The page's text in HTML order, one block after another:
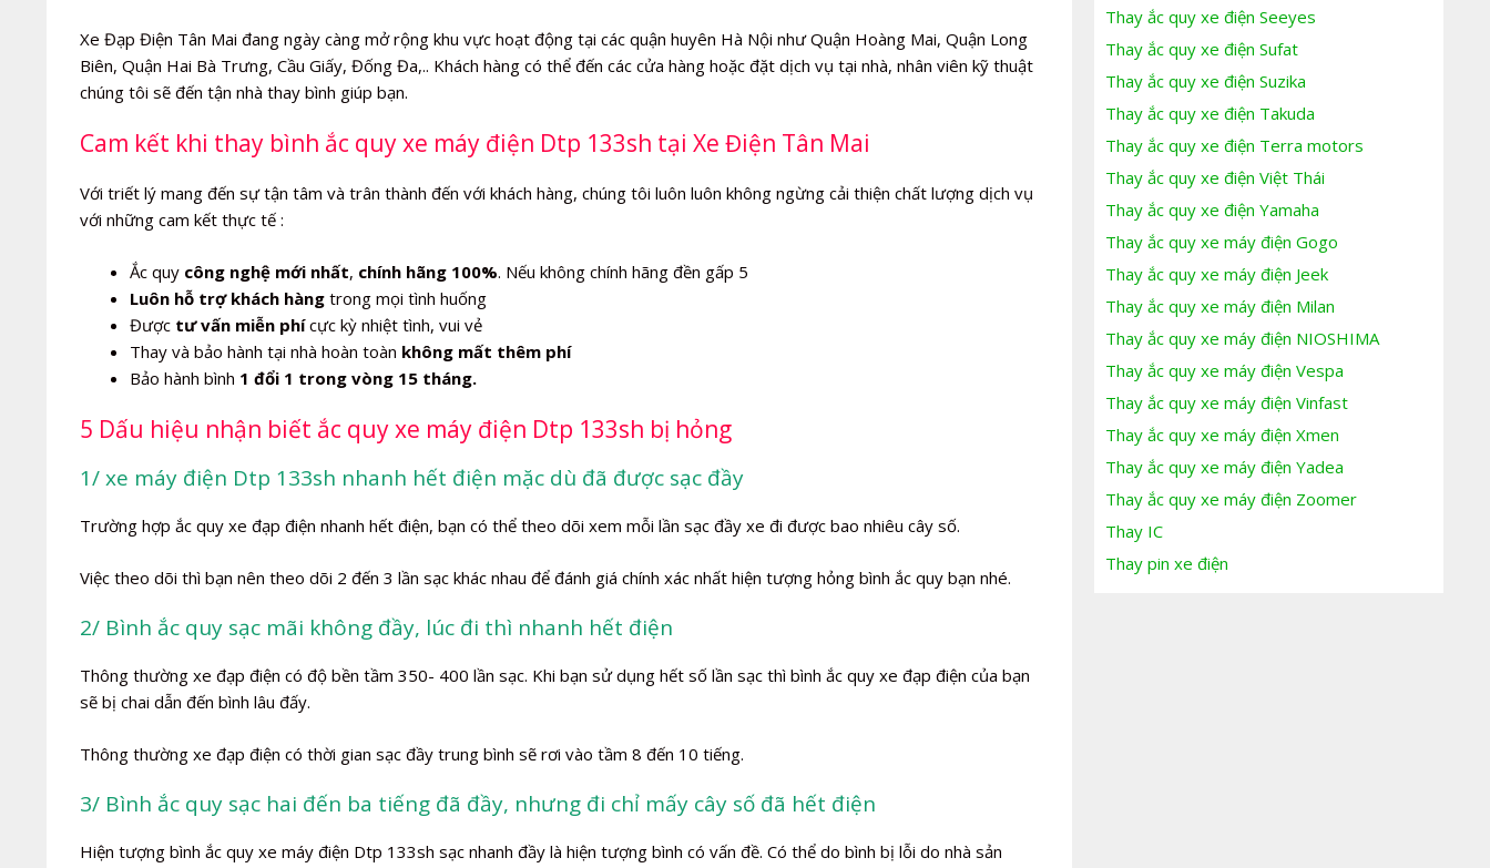
Xe Đạp Điện Tân Mai đang ngày càng mở rộng khu vực hoạt động tại các quận huyên Hà Nội như Quận Hoàng Mai, Quận Long
Biên, Quận Hai Bà Trưng, Cầu Giấy, Đống Đa,.. Khách hàng có thể đến các cửa hàng hoặc đặt dịch vụ tại nhà, nhân viên kỹ thuật
chúng tôi sẽ đến tận nhà thay bình giúp bạn.
Cam kết khi thay bình ắc quy xe máy điện Dtp 133sh tại Xe Điện Tân Mai
Với triết lý mang đến sự tận tâm và trân thành đến với khách hàng, chúng tôi luôn luôn không ngừng cải thiện chất lượng dịch vụ
với những cam kết thực tế :
Ắc quy công nghệ mới nhất, chính hãng 100%. Nếu không chính hãng đền gấp 5
Luôn hỗ trợ khách hàng trong mọi tình huống
Được tư vấn miễn phícực kỳ nhiệt tình, vui vẻ
Thay và bảo hành tại nhà hoàn toàn không mất thêm phí
Bảo hành bình 1 đổi 1 trong vòng 15 tháng.
5 Dấu hiệu nhận biết ắc quy xe máy điện Dtp 133sh bị hỏng
1/ xe máy điện Dtp 133sh nhanh hết điện mặc dù đã được sạc đầy
Trường hợp ắc quy xe đạp điện nhanh hết điện, bạn có thể theo dõi xem mỗi lần sạc đầy xe đi được bao nhiêu cây số.
Việc theo dõi thì bạn nên theo dõi 2 đến 3 lần sạc khác nhau để đánh giá chính xác nhất hiện tượng hỏng bình ắc quy bạn nhé.
2/ Bình ắc quy sạc mãi không đầy, lúc đi thì nhanh hết điện
Thông thường xe đạp điện có độ bền tầm 350- 400 lần sạc. Khi bạn sử dụng hết số lần sạc thì bình ắc quy xe đạp điện của bạn
sẽ bị chai dẫn đến bình lâu đấy.
Thông thường xe đạp điện có thời gian sạc đầy trung bình sẽ rơi vào tầm 8 đến 10 tiếng.
3/ Bình ắc quy sạc hai đến ba tiếng đã đầy, nhưng đi chỉ mấy cây số đã hết điện
Hiện tượng bình ắc quy xe máy điện Dtp 133sh sạc nhanh đầy là hiện tượng bình có vấn đề. Có thể do bình bị lỗi do nhà sản
Thay ắc quy xe điện Seeyes
Thay ắc quy xe điện Sufat
Thay ắc quy xe điện Suzika
Thay ắc quy xe điện Takuda
Thay ắc quy xe điện Terra motors
Thay ắc quy xe điện Việt Thái
Thay ắc quy xe điện Yamaha
Thay ắc quy xe máy điện Gogo
Thay ắc quy xe máy điện Jeek
Thay ắc quy xe máy điện Milan
Thay ắc quy xe máy điện NIOSHIMA
Thay ắc quy xe máy điện Vespa
Thay ắc quy xe máy điện Vinfast
Thay ắc quy xe máy điện Xmen
Thay ắc quy xe máy điện Yadea
Thay ắc quy xe máy điện Zoomer
Thay IC
Thay pin xe điện